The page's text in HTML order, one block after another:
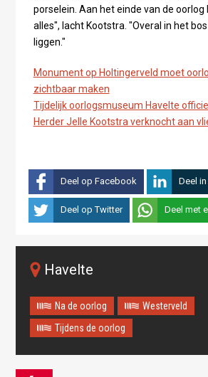
porselein. Aan het einde van de oorlog
alles", lacht Kootstra. "Overal in het
liggen."
Monument op Holtingerveld moet
zichtbaar maken
Tijdelijk oorlogsmuseum Havelte
Herder Jelle Kootstra verknocht aan
Deel op Facebook Deel
Deel op Twitter Deel met
Havelte
Na de oorlog
Westerveld
Tijdens de oorlog